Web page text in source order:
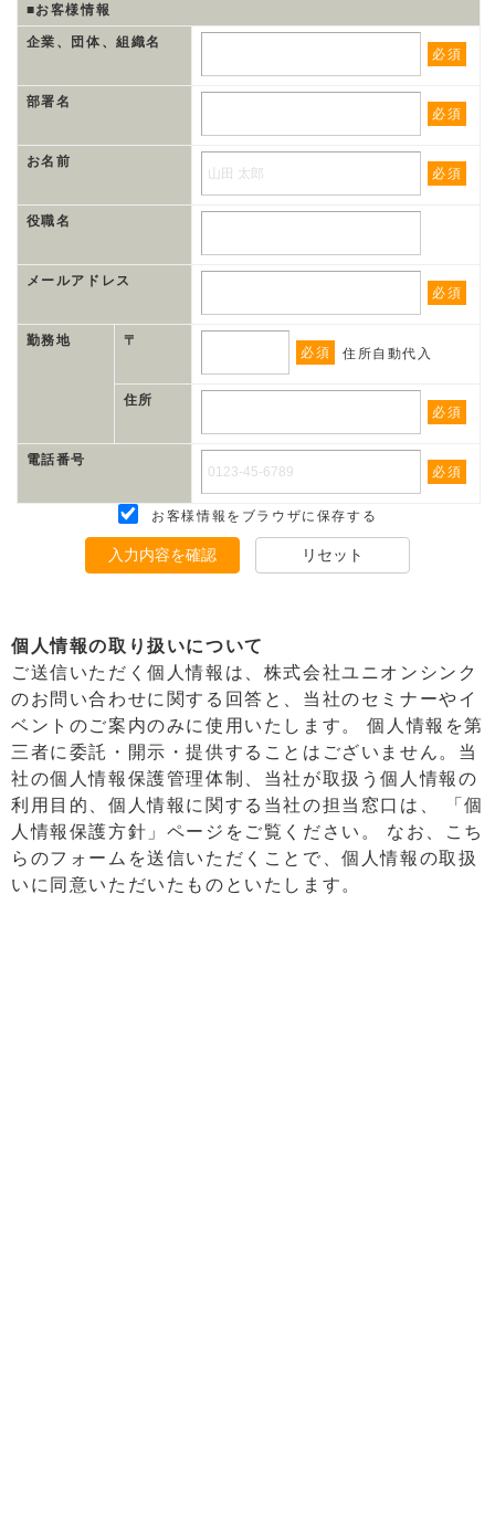
■お客様情報
企業、団体、組織名
必須
部署名
必須
お名前
必須
役職名
メールアドレス
必須
勤務地
〒
必須
住所自動代入
住所
必須
電話番号
必須
お客様情報をブラウザに保存する
入力内容を確認 リセット
個人情報の取り扱いについて
ご送信いただく個人情報は、株式会社ユニオンシンク
のお問い合わせに関する回答と、当社のセミナーやイ
ベントのご案内のみに使用いたします。 個人情報を第
三者に委託・開示・提供することはございません。当
社の個人情報保護管理体制、当社が取扱う個人情報の
利用目的、個人情報に関する当社の担当窓口は、
「個
人情報保護方針」ページ をご覧ください。 なお、こち
らのフォームを送信いただくことで、個人情報の取扱
いに同意いただいたものといたします。